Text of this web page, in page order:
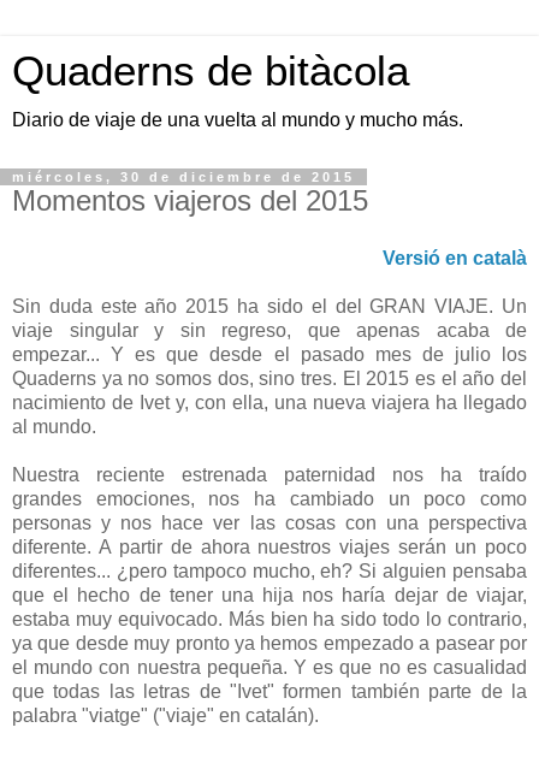
Quaderns de bitàcola
Diario de viaje de una vuelta al mundo y mucho más.
miércoles, 30 de diciembre de 2015
Momentos viajeros del 2015
Versió en català
Sin duda este año 2015 ha sido el del GRAN VIAJE. Un
viaje singular y sin regreso, que apenas acaba de
empezar... Y es que desde el pasado mes de julio los
Quaderns ya no somos dos, sino tres. El 2015 es el año del
nacimiento de Ivet y, con ella, una nueva viajera ha llegado
al mundo.
Nuestra reciente estrenada paternidad nos ha traído
grandes emociones, nos ha cambiado un poco como
personas y nos hace ver las cosas con una perspectiva
diferente. A partir de ahora nuestros viajes serán un poco
diferentes... ¿pero tampoco mucho, eh? Si alguien pensaba
que el hecho de tener una hija nos haría dejar de viajar,
estaba muy equivocado. Más bien ha sido todo lo contrario,
ya que desde muy pronto ya hemos empezado a pasear por
el mundo con nuestra pequeña. Y es que no es casualidad
que todas las letras de "Ivet" formen también parte de la
palabra "viatge" ("viaje" en catalán).